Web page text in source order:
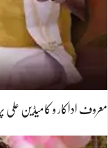
معروف اداکار و کامیڈین